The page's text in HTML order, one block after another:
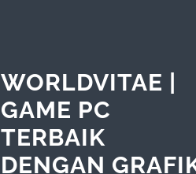
WORLDVITAE |
GAME PC
TERBAIK
DENGAN